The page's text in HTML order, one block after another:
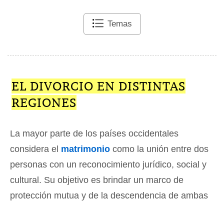
Temas
EL DIVORCIO EN DISTINTAS
REGIONES
La mayor parte de los países occidentales
considera el matrimonio como la unión entre dos
personas con un reconocimiento jurídico, social y
cultural. Su objetivo es brindar un marco de
protección mutua y de la descendencia de ambas